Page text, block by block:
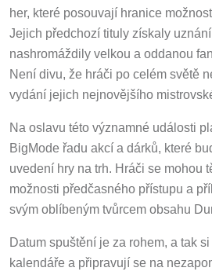
her, které posouvají hranice
Jejich předchozí tituly získaly
nashromáždily velkou a oddanou
Není divu, že hráči po celém světě
vydání jejich nejnovějšího
Na oslavu této významné události
BigMode řadu akcí a dárků, které
uvedení hry na trh. Hráči se mohou
možnosti předčasného přístupu a
svým oblíbeným tvůrcem obsahu
Datum spuštění je za rohem, a tak
kalendáře a připravují se na